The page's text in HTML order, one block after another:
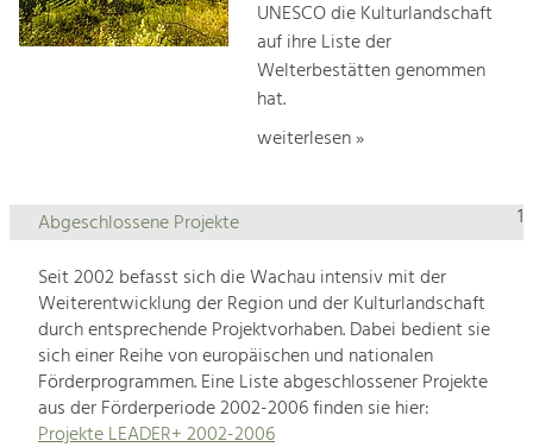
Integration
Mobilität & Energie
Klimawandel, öffentlicher Verkehr und
UNESCO die Kulturlandschaft
auf ihre Liste der
Welterbestätten genommen
hat.
weiterlesen »
1
Abgeschlossene Projekte
Seit 2002 befasst sich die Wachau intensiv mit der
Weiterentwicklung der Region und der Kulturlandschaft
durch entsprechende Projektvorhaben. Dabei bedient sie
sich einer Reihe von europäischen und nationalen
Förderprogrammen. Eine Liste abgeschlossener Projekte
aus der Förderperiode 2002-2006 finden sie hier:
Projekte LEADER+ 2002-2006